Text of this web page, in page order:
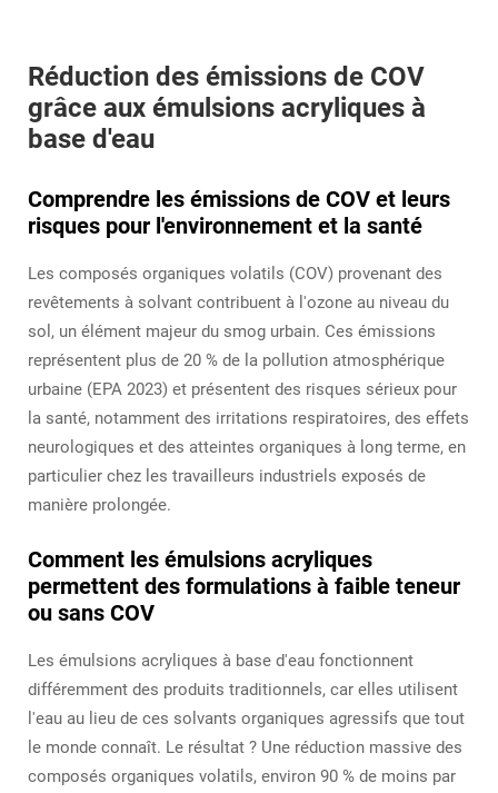
Réduction des émissions de COV
grâce aux émulsions acryliques à
base d'eau
Comprendre les émissions de COV et leurs
risques pour l'environnement et la santé
Les composés organiques volatils (COV) provenant des
revêtements à solvant contribuent à l'ozone au niveau du
sol, un élément majeur du smog urbain. Ces émissions
représentent plus de 20 % de la pollution atmosphérique
urbaine (EPA 2023) et présentent des risques sérieux pour
la santé, notamment des irritations respiratoires, des effets
neurologiques et des atteintes organiques à long terme, en
particulier chez les travailleurs industriels exposés de
manière prolongée.
Comment les émulsions acryliques
permettent des formulations à faible teneur
ou sans COV
Les émulsions acryliques à base d'eau fonctionnent
différemment des produits traditionnels, car elles utilisent
l'eau au lieu de ces solvants organiques agressifs que tout
le monde connaît. Le résultat ? Une réduction massive des
composés organiques volatils, environ 90 % de moins par